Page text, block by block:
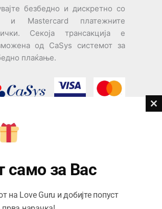
безбедно и дискретно со
и Mastercard платежните
Секоја трансакција е
од CaSys системот за
плаќање.
за корисници
076945497; 076945498
contact@loveguru.mk
само за Вас
на Love Guru и добијте попуст